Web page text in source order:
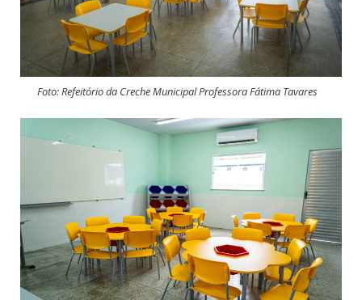
Foto: Refeitório da Creche Municipal Professora Fátima Tavares